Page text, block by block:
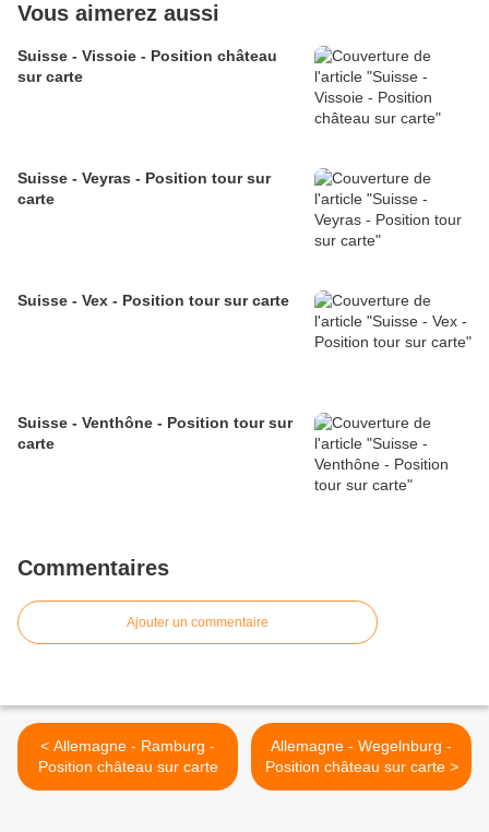
Vous aimerez aussi
Suisse - Vissoie - Position château
sur carte
Suisse - Veyras - Position tour sur
carte
Suisse - Vex - Position tour sur carte
Suisse - Venthône - Position tour sur
carte
Commentaires
Ajouter un commentaire
< Allemagne - Ramburg -
Position château sur carte
Allemagne - Wegelnburg -
Position château sur carte >